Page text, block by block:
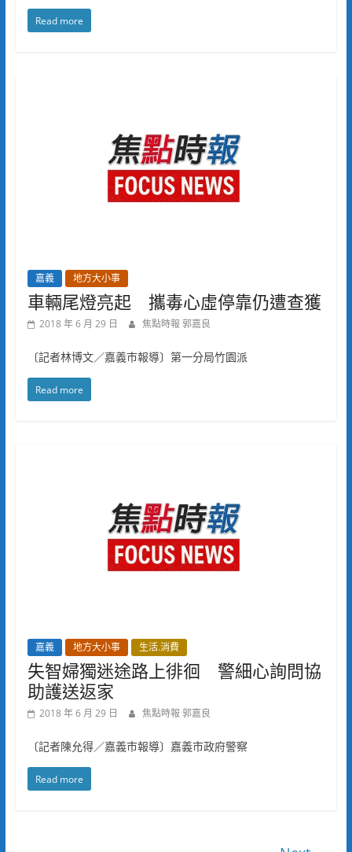
Read more
嘉義 地方大小事
車輛尾燈亮起 攜毒心虛停靠仍遭查獲
2018 年 6 月 29 日 焦點時報 郭嘉良
〔記者林博文／嘉義市報導〕第一分局竹園派
Read more
嘉義 地方大小事 生活.消費
失智婦獨迷途路上徘徊 警細心詢問協
助護送返家
2018 年 6 月 29 日 焦點時報 郭嘉良
〔記者陳允得／嘉義市報導〕嘉義市政府警察
Read more